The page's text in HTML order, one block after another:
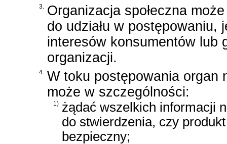
3.
Organizacja społeczna
do udziału w
interesów konsumentów lub
organizacji.
4.
W toku postępowania organ
może w szczególności:
1) żądać wszelkich informacji
do stwierdzenia, czy
bezpieczny;